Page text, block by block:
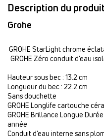
Description du produit
Grohe
GROHE StarLight chrome
GROHE Zéro conduit d’eau
Hauteur sous bec : 13.2 cm
Longueur du bec : 22.2 cm
Sans douchette
GROHE Longlife cartouche
GROHE Brillance Longue
année
Conduit d’eau interne sans